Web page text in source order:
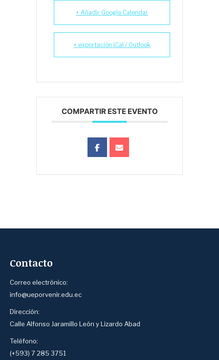
+ Añadir Google Calendar
+ exportación iCal / Outlook
COMPARTIR ESTE EVENTO
Contacto
Correo electrónico:
info@ueporvenir.edu.ec
Dirección:
Calle Alfonso Jaramillo León y Lizardo Abad
Teléfono:
(+593) 7 285 3751